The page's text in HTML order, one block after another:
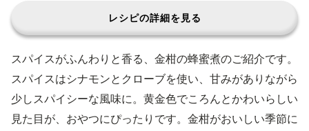
レシピの詳細を見る
スパイスがふんわりと香る、金柑の蜂蜜煮のご紹介です。
スパイスはシナモンとクローブを使い、甘みがありながら
少しスパイシーな風味に。黄金色でころんとかわいらしい
見た目が、おやつにぴったりです。金柑がおいしい季節に